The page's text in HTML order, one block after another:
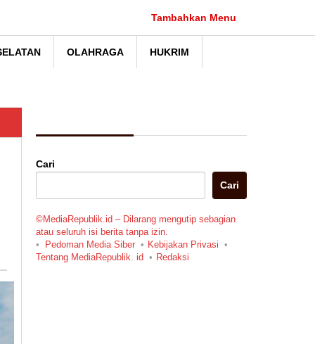
Tambahkan Menu
OLAHRAGA HUKRIM
Cari
Cari
©MediaRepublik.id – Dilarang mengutip sebagian
atau seluruh isi berita tanpa izin.
Pedoman Media Siber
Kebijakan Privasi
Tentang MediaRepublik. id
Redaksi